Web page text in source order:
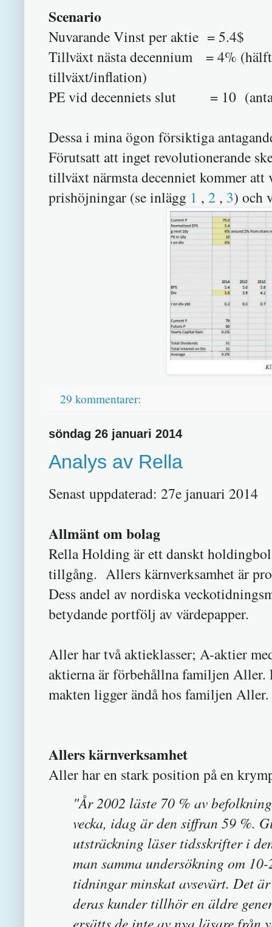
Scenario
Nuvarande Vinst per aktie = 5.4$
Tillväxt nästa decennium = 4%
tillväxt/inflation)
PE vid decenniets slut = 10 (antar
Dessa i mina ögon försiktiga
Förutsatt att inget revolutionerande
tillväxt närmsta decenniet kommer
prishöjningar (se inlägg 1 , 2 , 3) och
29 kommentarer:
söndag 26 januari 2014
Analys av Rella
Senast uppdaterad: 27e januari 2014
Allmänt om bolag
Rella Holding är ett danskt
tillgång. Allers kärnverksamhet är
Dess andel av nordiska
betydande portfölj av värdepapper.
Aller har två aktieklasser; A-aktier
aktierna är förbehållna familjen Aller.
makten ligger ändå hos familjen Aller.
Allers kärnverksamhet
Aller har en stark position på en
"År 2002 läste 70 % av
vecka, idag är den siffran 59 %.
utsträckning läser tidsskrifter i
man samma undersökning om
tidningar minskat avsevärt. Det
deras kunder tillhör en äldre
ersätts de inte av nya läsare från